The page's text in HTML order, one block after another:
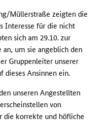
Müllerstraße zeigten die
Interesse für die nicht
sich am 29.10. zur
an, um sie angeblich den
Gruppenleiter unserer
dieses Ansinnen ein.
unseren Angestellten
von
die korrekte und höfliche